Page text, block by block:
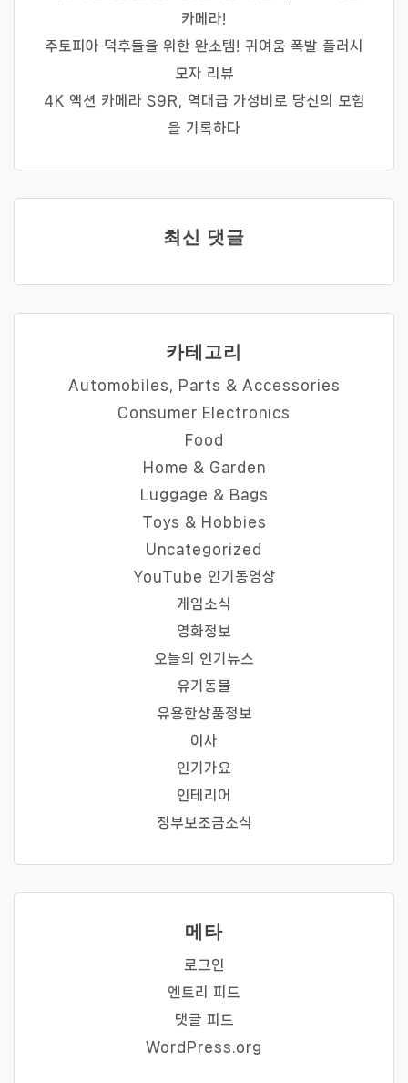
카메라!
주토피아 덕후들을 위한 완소템! 귀여움 폭발 플러시
모자 리뷰
4K 액션 카메라 S9R, 역대급 가성비로 당신의 모험
을 기록하다
최신 댓글
카테고리
Automobiles, Parts & Accessories
Consumer Electronics
Food
Home & Garden
Luggage & Bags
Toys & Hobbies
Uncategorized
YouTube 인기동영상
게임소식
영화정보
오늘의 인기뉴스
유기동물
유용한상품정보
이사
인기가요
인테리어
정부보조금소식
메타
로그인
엔트리 피드
댓글 피드
WordPress.org